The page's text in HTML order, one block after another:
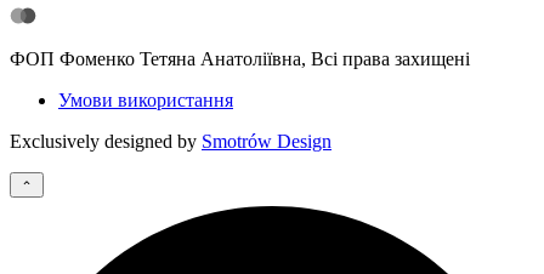
ФОП Фоменко Тетяна Анатоліївна, Всі права захищені
Умови використання
Exclusively designed by Smotrów Design